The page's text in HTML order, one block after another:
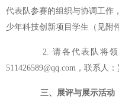
代表队参赛的组织与协调工作
少年科技创新项目学生（见附
2. 请各代表队将领
511426589@qq.com，联系人
三、展评与展示活动